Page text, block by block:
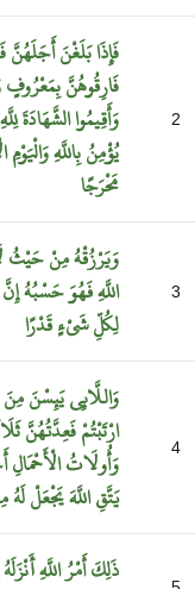
2
فَإِذَابَلَغْنَأَجَلَهُنَّ
فَارِقُوهُنَّبِمَعْرُوفٍ
وَأَقِيمُواالشَّهَادَةَلِلَّهِ
يُؤْمِنُبِاللَّهِوَالْيَوْمِ
مَخْرَجًا
3
وَيَرْزُقْهُمِنْحَيْثُ
اللَّهِفَهُوَحَسْبُهُ
لِكُلِّشَيْءٍقَدْرًا
4
وَاللَّائِييَئِسْنَمِنَ
ارْتَبْتُمْفَعِدَّتُهُنَّ
وَأُولَاتُالْأَحْمَالِ
يَتَّقِاللَّهَيَجْعَلْلَهُ
ذَلِكَأَمْرُاللَّهِأَنْزَلَهُ